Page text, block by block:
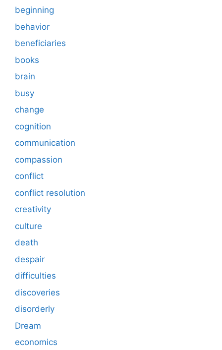
beginning
behavior
beneficiaries
books
brain
busy
change
cognition
communication
compassion
conflict
conflict resolution
creativity
culture
death
despair
difficulties
discoveries
disorderly
Dream
economics